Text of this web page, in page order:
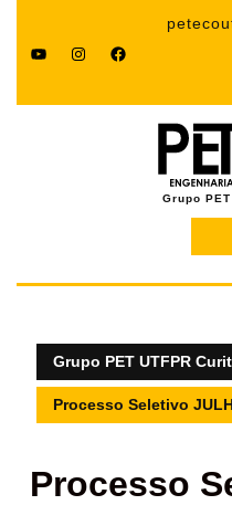
YouTubeInstagramFacebook
Grupo
Grupo PET UTFPR
Processo Seletivo
Processo